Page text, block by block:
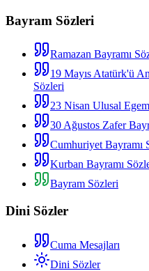
Bayram Sözleri
Ramazan Bayramı
19 Mayıs Atatürk'ü
Sözleri
23 Nisan Ulusal
30 Ağustos Zafer
Cumhuriyet Bayramı
Kurban Bayramı
Bayram Sözleri
Dini Sözler
Cuma Mesajları
Dini Sözler